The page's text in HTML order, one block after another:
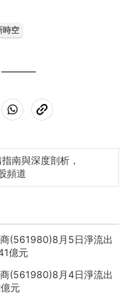
時空
南與深度剖析，
頻道
(561980)8月5日淨流出
億元
(561980)8月4日淨流出
元